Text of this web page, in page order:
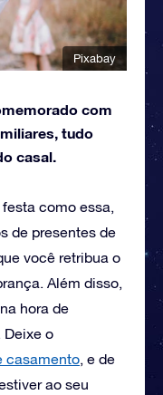
Pixabay
com
tudo
casal.
como essa,
de presentes de
você retribua o
Além disso,
hora de
Deixe o
casamento, e de
ao seu